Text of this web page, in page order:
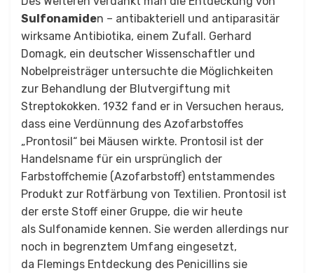
Sulfonamiden – antibakteriell und antiparasitär
wirksame Antibiotika, einem Zufall. Gerhard
Domagk, ein deutscher Wissenschaftler und
Nobelpreisträger untersuchte die Möglichkeiten
zur Behandlung der Blutvergiftung mit
Streptokokken. 1932 fand er in Versuchen heraus,
dass eine Verdünnung des Azofarbstoffes
„Prontosil“ bei Mäusen wirkte. Prontosil ist der
Handelsname für ein ursprünglich der
Farbstoffchemie (Azofarbstoff) entstammendes
Produkt zur Rotfärbung von Textilien. Prontosil ist
der erste Stoff einer Gruppe, die wir heute
als Sulfonamide kennen. Sie werden allerdings nur
noch in begrenztem Umfang eingesetzt,
da Flemings Entdeckung des Penicillins sie